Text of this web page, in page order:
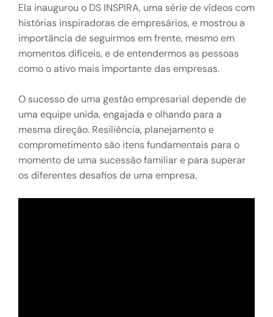
Ela inaugurou o DS INSPIRA, uma série de vídeos com
histórias inspiradoras de empresários, e mostrou a
importância de seguirmos em frente, mesmo em
momentos difíceis, e de entendermos as pessoas
como o ativo mais importante das empresas.
O sucesso de uma gestão empresarial depende de
uma equipe unida, engajada e olhando para a
mesma direção. Resiliência, planejamento e
comprometimento são itens fundamentais para o
momento de uma sucessão familiar e para superar
os diferentes desafios de uma empresa.